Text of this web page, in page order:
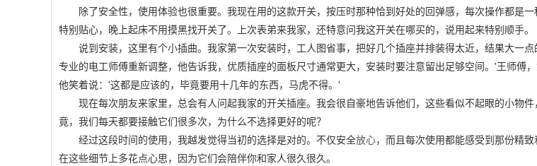
除了安全性，使用体验也很重要。我现在用的这款开关，按压时那种恰到好处的回弹感，每次操作都是
特别贴心，晚上起床不用摸黑找开关了。上次表弟来我家，还特意问我这开关在哪买的，说用起来特别顺手。
说到安装，这里有个小插曲。我家第一次安装时，工人图省事，把好几个插座并排装得太近，结果大一
专业的电工师傅重新调整，他告诉我，优质插座的面板尺寸通常更大，安装时要注意留出足够空间。'王师傅
他笑着说：'这都是应该的，毕竟要用十几年的东西，马虎不得。'
现在每次朋友来家里，总会有人问起我家的开关插座。我会很自豪地告诉他们，这些看似不起眼的小物
竟，我们每天都要接触它们很多次，为什么不选择更好的呢？
经过这段时间的使用，我越发觉得当初的选择是对的。不仅安全放心，而且每次使用都能感受到那份精
在这些细节上多花点心思，因为它们会陪伴你和家人很久很久。